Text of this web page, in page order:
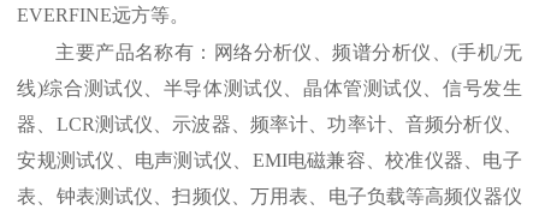
EVERFINE远方等。
主要产品名称有：网络分析仪、频谱分析仪、 (手机/无
线)综合测试仪、半导体测试仪、晶体管测试仪、信号发生
器、 LCR测试仪、示波器、频率计、功率计、音频分析仪、
安规测试仪、 电声测试仪 EMI电磁兼容 、校准仪器
电子
表
钟表测试仪 、扫频仪 万用表 电子负载等高频仪器仪